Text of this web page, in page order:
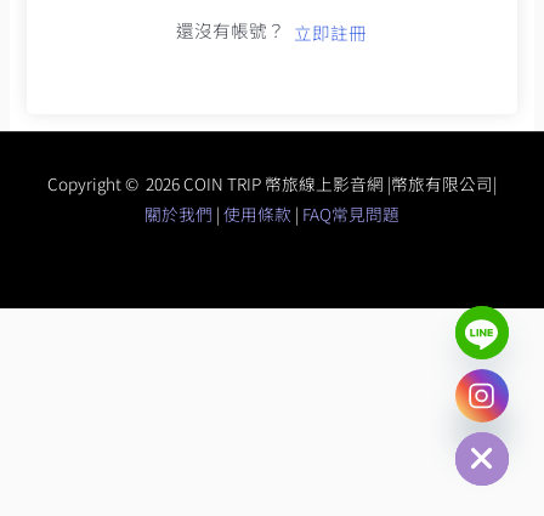
還沒有帳號？ 立即註冊
Copyright © 2026 COIN TRIP 幣旅線上影音網 |幣旅有限公司|
關於我們 | 使用條款 | FAQ常見問題
Hide
chaty